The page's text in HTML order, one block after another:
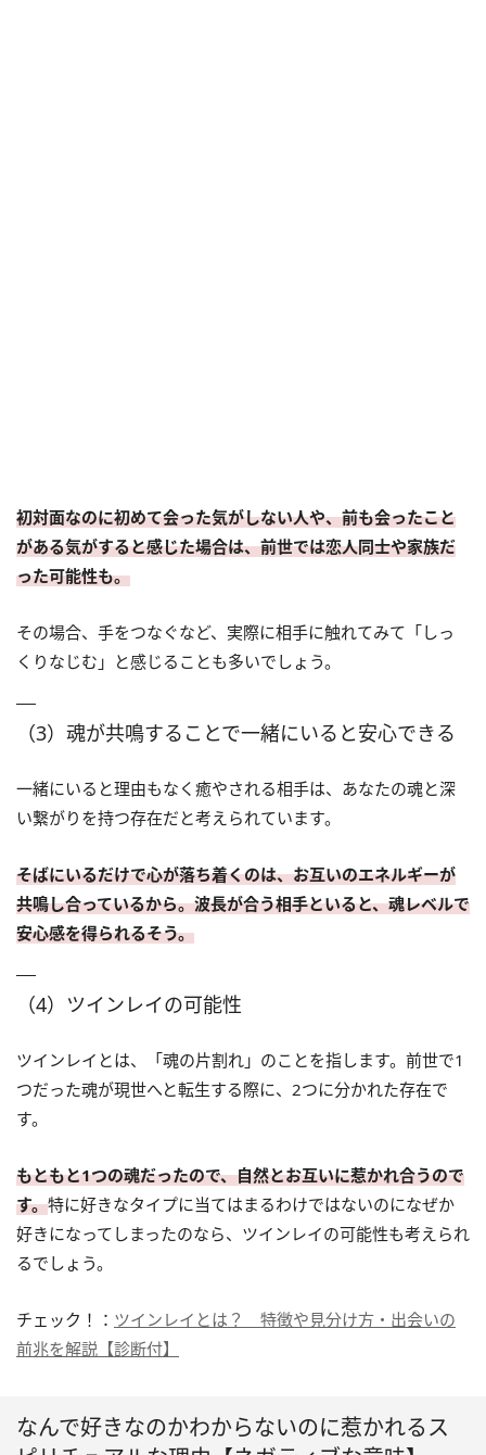
初対面なのに初めて会った気がしない人や、前も会ったこと
がある気がすると感じた場合は、前世では恋人同士や家族だ
った可能性も。
その場合、手をつなぐなど、実際に相手に触れてみて「しっ
くりなじむ」と感じることも多いでしょう。
（3）魂が共鳴することで一緒にいると安心できる
一緒にいると理由もなく癒やされる相手は、あなたの魂と深
い繋がりを持つ存在だと考えられています。
そばにいるだけで心が落ち着くのは、お互いのエネルギーが
共鳴し合っているから。波長が合う相手といると、魂レベルで
安心感を得られるそう。
（4）ツインレイの可能性
ツインレイとは、「魂の片割れ」のことを指します。前世で1
つだった魂が現世へと転生する際に、2つに分かれた存在で
す。
もともと1つの魂だったので、自然とお互いに惹かれ合うので
す。特に好きなタイプに当てはまるわけではないのになぜか
好きになってしまったのなら、ツインレイの可能性も考えられ
るでしょう。
チェック！： ツインレイとは？ 特徴や見分け方・出会いの
前兆を解説【診断付】
なんで好きなのかわからないのに惹かれるス